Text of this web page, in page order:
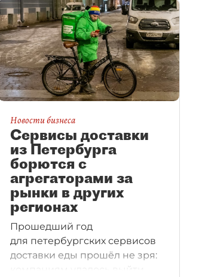
Новости бизнеса
Сервисы доставки
из Петербурга
борются с
агрегаторами за
рынки в других
регионах
Прошедший год
для петербургских сервисов
доставки еды прошёл не зря:
компаниям удалось выйти